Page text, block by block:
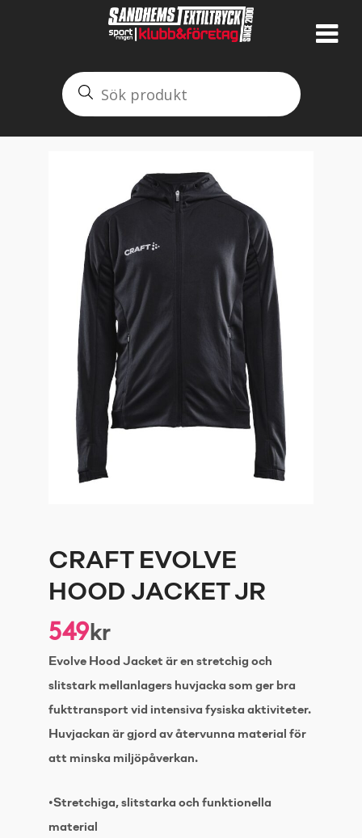
CRAFT EVOLVE
HOOD JACKET JR
549kr
Evolve Hood Jacket är en stretchig och
slitstark mellanlagers huvjacka som ger bra
fukttransport vid intensiva fysiska aktiviteter.
Huvjackan är gjord av återvunna material för
att minska miljöpåverkan.
•Stretchiga, slitstarka och funktionella
material